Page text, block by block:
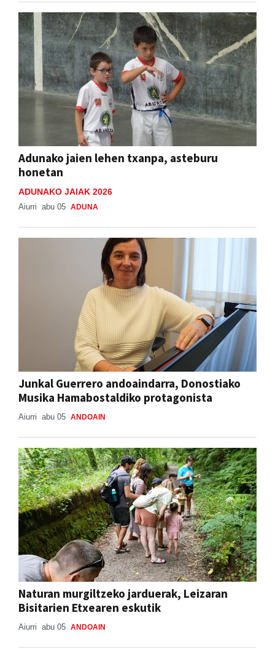
Adunako jaien lehen txanpa, asteburu
honetan
ADUNAKO JAIAK 2026
Aiurri abu 05 ADUNA
Junkal Guerrero andoaindarra, Donostiako
Musika Hamabostaldiko protagonista
Aiurri abu 05 ANDOAIN
Naturan murgiltzeko jarduerak, Leizaran
Bisitarien Etxearen eskutik
Aiurri abu 05 ANDOAIN